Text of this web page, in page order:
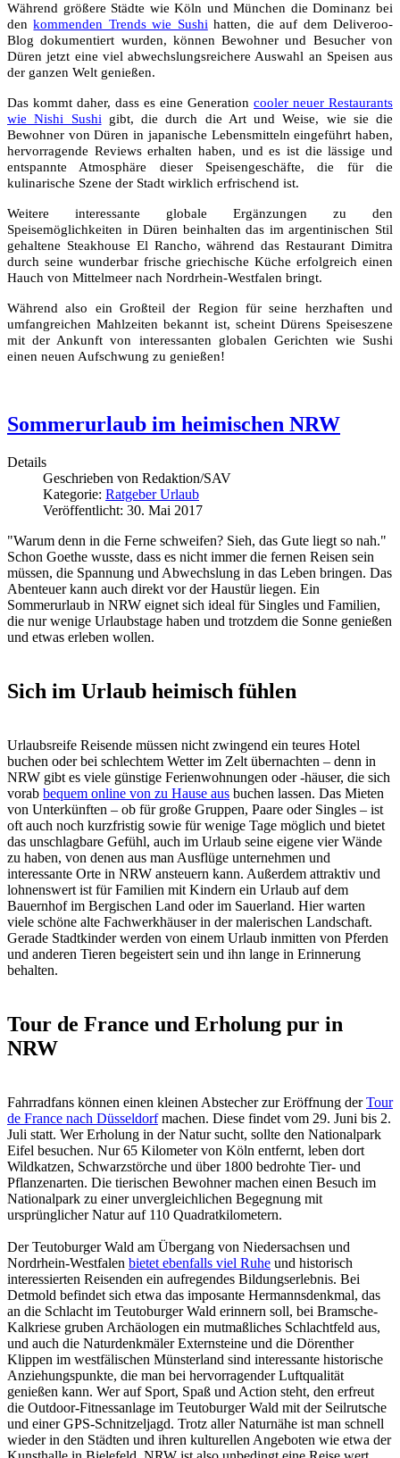
Während größere Städte wie Köln und München die Dominanz bei
denkommenden Trends wie Sushihatten, die auf dem Deliveroo-
Blog dokumentiert wurden, können Bewohner und Besucher von
Düren jetzt eine viel abwechslungsreichere Auswahl an Speisen aus
der ganzen Welt genießen.
Das kommt daher, dass es eine Generation cooler neuer Restaurants
wie Nishi Sushigibt, die durch die Art und Weise, wie sie die
Bewohner von Düren in japanische Lebensmitteln eingeführt haben,
hervorragende Reviews erhalten haben, und es ist die lässige und
entspannte Atmosphäre dieser Speisengeschäfte, die für die
kulinarische Szene der Stadt wirklich erfrischend ist.
Weitere interessante globale Ergänzungen zu den
Speisemöglichkeiten in Düren beinhalten das im argentinischen Stil
gehaltene Steakhouse El Rancho, während das Restaurant Dimitra
durch seine wunderbar frische griechische Küche erfolgreich einen
Hauch von Mittelmeer nach Nordrhein-Westfalen bringt.
Während also ein Großteil der Region für seine herzhaften und
umfangreichen Mahlzeiten bekannt ist, scheint Dürens Speiseszene
mit der Ankunft von interessanten globalen Gerichten wie Sushi
einen neuen Aufschwung zu genießen!
Sommerurlaub im heimischen NRW
Details
Geschrieben von Redaktion/SAV
Kategorie: Ratgeber Urlaub
Veröffentlicht: 30. Mai 2017
"Warum denn in die Ferne schweifen? Sieh, das Gute liegt so nah."
Schon Goethe wusste, dass es nicht immer die fernen Reisen sein
müssen, die Spannung und Abwechslung in das Leben bringen. Das
Abenteuer kann auch direkt vor der Haustür liegen. Ein
Sommerurlaub in NRW eignet sich ideal für Singles und Familien,
die nur wenige Urlaubstage haben und trotzdem die Sonne genießen
und etwas erleben wollen.
Sich im Urlaub heimisch fühlen
Urlaubsreife Reisende müssen nicht zwingend ein teures Hotel
buchen oder bei schlechtem Wetter im Zelt übernachten – denn in
NRW gibt es viele günstige Ferienwohnungen oder -häuser, die sich
vorab bequem online von zu Hause aus buchen lassen. Das Mieten
von Unterkünften – ob für große Gruppen, Paare oder Singles – ist
oft auch noch kurzfristig sowie für wenige Tage möglich und bietet
das unschlagbare Gefühl, auch im Urlaub seine eigene vier Wände
zu haben, von denen aus man Ausflüge unternehmen und
interessante Orte in NRW ansteuern kann. Außerdem attraktiv und
lohnenswert ist für Familien mit Kindern ein Urlaub auf dem
Bauernhof im Bergischen Land oder im Sauerland. Hier warten
viele schöne alte Fachwerkhäuser in der malerischen Landschaft.
Gerade Stadtkinder werden von einem Urlaub inmitten von Pferden
und anderen Tieren begeistert sein und ihn lange in Erinnerung
behalten.
Tour de France und Erholung pur in
NRW
Fahrradfans können einen kleinen Abstecher zur Eröffnung derTour
de France nach Düsseldorfmachen. Diese findet vom 29. Juni bis 2.
Juli statt. Wer Erholung in der Natur sucht, sollte den Nationalpark
Eifel besuchen. Nur 65 Kilometer von Köln entfernt, leben dort
Wildkatzen, Schwarzstörche und über 1800 bedrohte Tier- und
Pflanzenarten. Die tierischen Bewohner machen einen Besuch im
Nationalpark zu einer unvergleichlichen Begegnung mit
ursprünglicher Natur auf 110 Quadratkilometern.
Der Teutoburger Wald am Übergang von Niedersachsen und
Nordrhein-Westfalen bietet ebenfalls viel Ruhe und historisch
interessierten Reisenden ein aufregendes Bildungserlebnis. Bei
Detmold befindet sich etwa das imposante Hermannsdenkmal, das
an die Schlacht im Teutoburger Wald erinnern soll, bei Bramsche-
Kalkriese gruben Archäologen ein mutmaßliches Schlachtfeld aus,
und auch die Naturdenkmäler Externsteine und die Dörenther
Klippen im westfälischen Münsterland sind interessante historische
Anziehungspunkte, die man bei hervorragender Luftqualität
genießen kann. Wer auf Sport, Spaß und Action steht, den erfreut
die Outdoor-Fitnessanlage im Teutoburger Wald mit der Seilrutsche
und einer GPS-Schnitzeljagd. Trotz aller Naturnähe ist man schnell
wieder in den Städten und ihren kulturellen Angeboten wie etwa der